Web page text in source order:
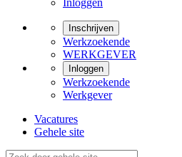
Inloggen
Inschrijven
Werkzoekende
WERKGEVER
Inloggen
Werkzoekende
Werkgever
Vacatures
Gehele site